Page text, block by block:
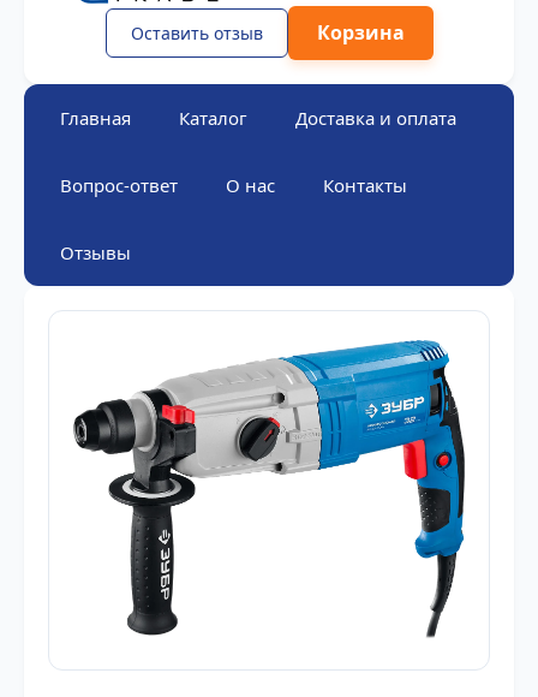
Оставить отзыв Корзина
Главная Каталог Доставка и оплата
Вопрос-ответ О нас Контакты
Отзывы